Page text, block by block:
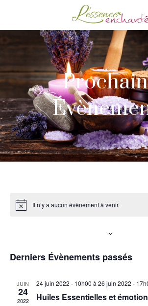
Il n’y a aucun évènement à venir.
une
Derniers Évènements passés
JUIN
24
2022
24 juin 2022 - 10h00 à 26 juin 2022 -
Huiles Essentielles et